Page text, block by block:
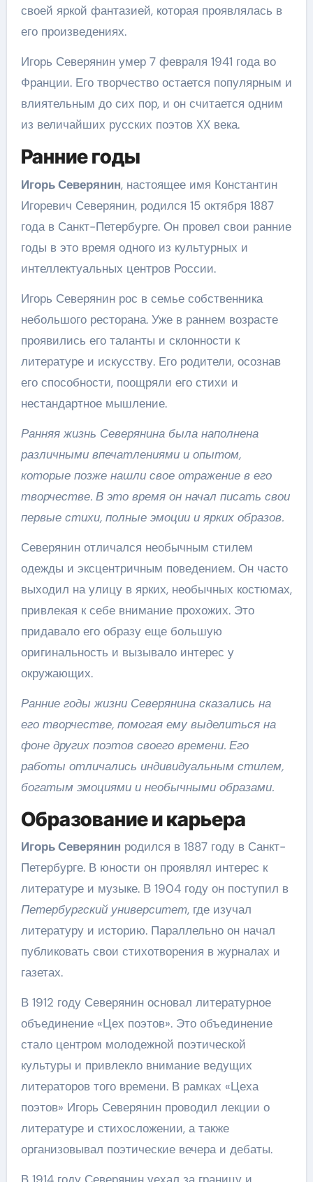
своей яркой фантазией, которая проявлялась в
его произведениях.
Игорь Северянин умер 7 февраля 1941 года во
Франции. Его творчество остается популярным и
влиятельным до сих пор, и он считается одним
из величайших русских поэтов XX века.
Ранние годы
Игорь Северянин, настоящее имя Константин
Игоревич Северянин, родился 15 октября 1887
года в Санкт-Петербурге. Он провел свои ранние
годы в это время одного из культурных и
интеллектуальных центров России.
Игорь Северянин рос в семье собственника
небольшого ресторана. Уже в раннем возрасте
проявились его таланты и склонности к
литературе и искусству. Его родители, осознав
его способности, поощряли его стихи и
нестандартное мышление.
Ранняя жизнь Северянина была наполнена
различными впечатлениями и опытом,
которые позже нашли свое отражение в его
творчестве. В это время он начал писать свои
первые стихи, полные эмоции и ярких образов.
Северянин отличался необычным стилем
одежды и эксцентричным поведением. Он часто
выходил на улицу в ярких, необычных костюмах,
привлекая к себе внимание прохожих. Это
придавало его образу еще большую
оригинальность и вызывало интерес у
окружающих.
Ранние годы жизни Северянина сказались на
его творчестве, помогая ему выделиться на
фоне других поэтов своего времени. Его
работы отличались индивидуальным стилем,
богатым эмоциями и необычными образами.
Образование и карьера
Игорь Северянин родился в 1887 году в Санкт-
Петербурге. В юности он проявлял интерес к
литературе и музыке. В 1904 году он поступил в
Петербургский университет, где изучал
литературу и историю. Параллельно он начал
публиковать свои стихотворения в журналах и
газетах.
В 1912 году Северянин основал литературное
объединение «Цех поэтов». Это объединение
стало центром молодежной поэтической
культуры и привлекло внимание ведущих
литераторов того времени. В рамках «Цеха
поэтов» Игорь Северянин проводил лекции о
литературе и стихосложении, а также
организовывал поэтические вечера и дебаты.